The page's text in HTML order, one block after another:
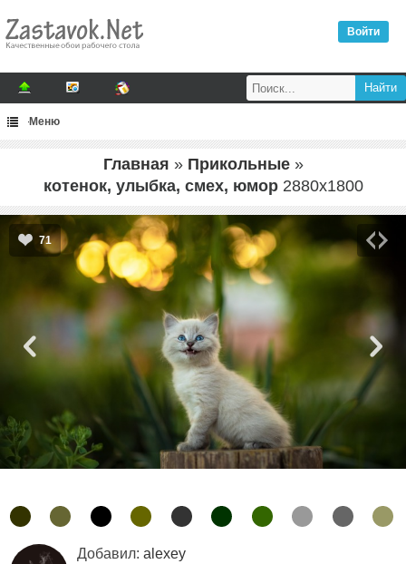
Войти
Меню
Главная » Прикольные»
котенок, улыбка, смех, юмор 2880x1800
71
Добавил: alexey